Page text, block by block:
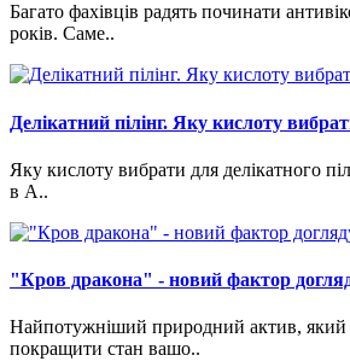
Багато фахівців радять починати
років. Саме..
Делікатний пілінг. Яку кислоту
Яку кислоту вибрати для делікатного
в A..
"Кров дракона" - новий фактор
Найпотужніший природний актив, який
покращити стан вашо..